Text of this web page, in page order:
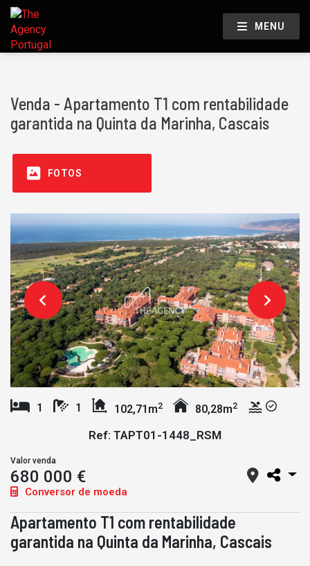
MENU
Venda - Apartamento T1 com rentabilidade
garantida na Quinta da Marinha, Cascais
FOTOS
1 1 102,71m2 80,28m2
Ref: TAPT01-1448_RSM
Valor venda
680 000 €
Conversor de moeda
Apartamento T1 com rentabilidade
garantida na Quinta da Marinha, Cascais